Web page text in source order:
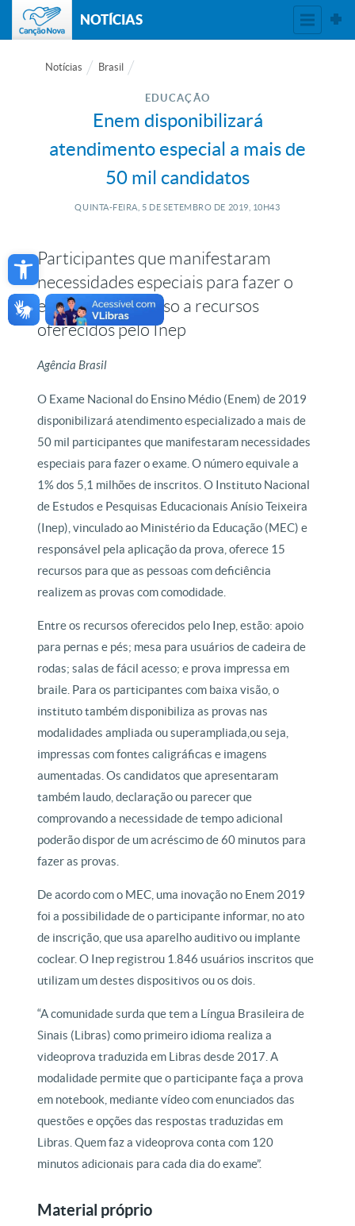
Open toolbar
NOTÍCIAS
Notícias Brasil
EDUCAÇÃO
Enem disponibilizará
atendimento especial a mais de
50 mil candidatos
QUINTA-FEIRA, 5 DE SETEMBRO DE 2019, 10H43
Participantes que manifestaram
necessidades especiais para fazer o
exame terão acesso a recursos
oferecidos pelo Inep
Agência Brasil
O Exame Nacional do Ensino Médio (Enem) de 2019
disponibilizará atendimento especializado a mais de
50 mil participantes que manifestaram necessidades
especiais para fazer o exame. O número equivale a
1% dos 5,1 milhões de inscritos. O Instituto Nacional
de Estudos e Pesquisas Educacionais Anísio Teixeira
(Inep), vinculado ao Ministério da Educação (MEC) e
responsável pela aplicação da prova, oferece 15
recursos para que as pessoas com deficiência
realizem as provas com comodidade.
Entre os recursos oferecidos pelo Inep, estão: apoio
para pernas e pés; mesa para usuários de cadeira de
rodas; salas de fácil acesso; e prova impressa em
braile. Para os participantes com baixa visão, o
instituto também disponibiliza as provas nas
modalidades ampliada ou superampliada,ou seja,
impressas com fontes caligráficas e imagens
aumentadas. Os candidatos que apresentaram
também laudo, declaração ou parecer que
comprovando a necessidade de tempo adicional
poderão dispor de um acréscimo de 60 minutos para
fazer as provas.
De acordo com o MEC, uma inovação no Enem 2019
foi a possibilidade de o participante informar, no ato
de inscrição, que usa aparelho auditivo ou implante
coclear. O Inep registrou 1.846 usuários inscritos que
utilizam um destes dispositivos ou os dois.
“A comunidade surda que tem a Língua Brasileira de
Sinais (Libras) como primeiro idioma realiza a
videoprova traduzida em Libras desde 2017. A
modalidade permite que o participante faça a prova
em notebook, mediante vídeo com enunciados das
questões e opções das respostas traduzidas em
Libras. Quem faz a videoprova conta com 120
minutos adicionais para cada dia do exame”.
Material próprio